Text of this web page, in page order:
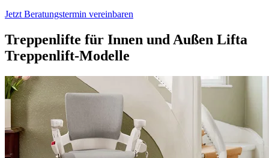
Jetzt Beratungstermin vereinbaren
Treppenlifte für Innen und Außen Lifta
Treppenlift-Modelle